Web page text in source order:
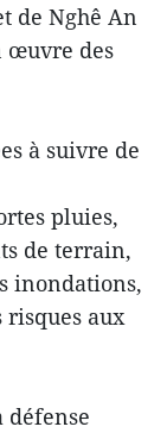
de Nghê An
œuvre des
à suivre de
pluies,
de terrain,
inondations,
aux
défense